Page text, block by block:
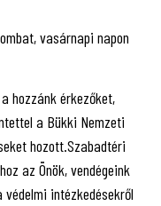
vasárnapi napon
hozzánk érkezőket,
a Bükki Nemzeti
hozott.Szabadtéri
az Önök, vendégeink
intézkedésekről